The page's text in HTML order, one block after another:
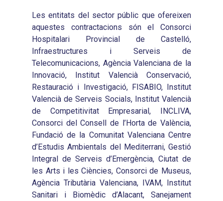
Les entitats del sector públic que ofereixen
aquestes contractacions són el Consorci
Hospitalari Provincial de Castelló,
Infraestructures i Serveis de
Telecomunicacions, Agència Valenciana de la
Innovació, Institut Valencià Conservació,
Restauració i Investigació, FISABIO, Institut
Valencià de Serveis Socials, Institut Valencià
de Competitivitat Empresarial, INCLIVA,
Consorci del Consell de l’Horta de València,
Fundació de la Comunitat Valenciana Centre
d’Estudis Ambientals del Mediterrani, Gestió
Integral de Serveis d’Emergència, Ciutat de
les Arts i les Ciències, Consorci de Museus,
Agència Tributària Valenciana, IVAM, Institut
Sanitari i Biomèdic d’Alacant, Sanejament